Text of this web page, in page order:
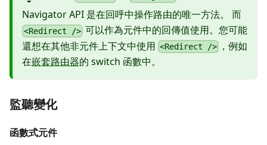
Navigator API 是在回呼中操作路由的唯一方法。 而
<Redirect /> 可以作為元件中的回傳值使用。您可能
還想在其他非元件上下文中使用 <Redirect />
，例如
在嵌套路由器的 switch 函數中。
監聽變化
函數式元件